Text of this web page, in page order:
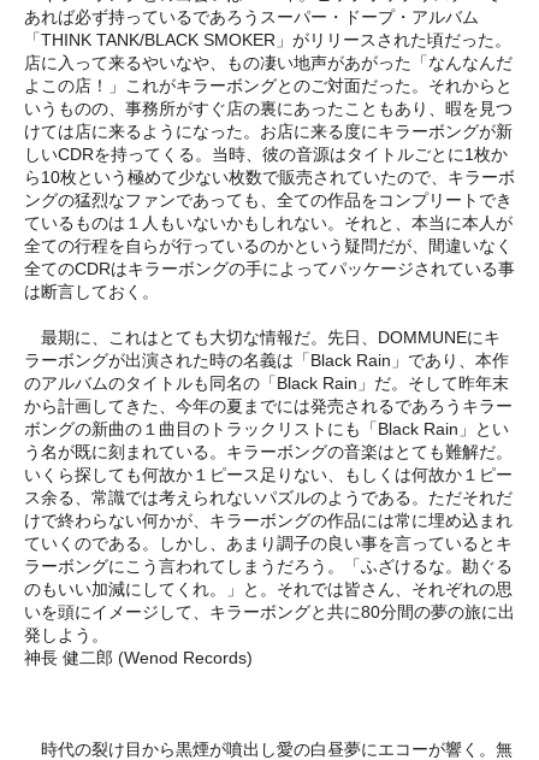
あれば必ず持っているであろうスーパー・ドープ・アルバム
「THINK TANK/BLACK SMOKER」がリリースされた頃だった。
店に入って来るやいなや、もの凄い地声があがった「なんなんだ
よこの店！」これがキラーボングとのご対面だった。それからと
いうものの、事務所がすぐ店の裏にあったこともあり、暇を見つ
けては店に来るようになった。お店に来る度にキラーボングが新
しいCDRを持ってくる。当時、彼の音源はタイトルごとに1枚か
ら10枚という極めて少ない枚数で販売されていたので、キラーボ
ングの猛烈なファンであっても、全ての作品をコンプリートでき
ているものは１人もいないかもしれない。それと、本当に本人が
全ての行程を自らが行っているのかという疑問だが、間違いなく
全てのCDRはキラーボングの手によってパッケージされている事
は断言しておく。
最期に、これはとても大切な情報だ。先日、DOMMUNEにキ
ラーボングが出演された時の名義は「Black Rain」であり、本作
のアルバムのタイトルも同名の「Black Rain」だ。そして昨年末
から計画してきた、今年の夏までには発売されるであろうキラー
ボングの新曲の１曲目のトラックリストにも「Black Rain」とい
う名が既に刻まれている。キラーボングの音楽はとても難解だ。
いくら探しても何故か１ピース足りない、もしくは何故か１ピー
ス余る、常識では考えられないパズルのようである。ただそれだ
けで終わらない何かが、キラーボングの作品には常に埋め込まれ
ていくのである。しかし、あまり調子の良い事を言っているとキ
ラーボングにこう言われてしまうだろう。「ふざけるな。勘ぐる
のもいい加減にしてくれ。」と。それでは皆さん、それぞれの思
いを頭にイメージして、キラーボングと共に80分間の夢の旅に出
発しよう。
神長 健二郎 (Wenod Records)
時代の裂け目から黒煙が噴出し愛の白昼夢にエコーが響く。無